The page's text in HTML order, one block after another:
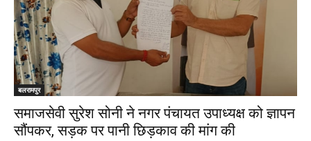
बलरामपुर
समाजसेवी सुरेश सोनी ने नगर पंचायत उपाध्यक्ष को ज्ञापन
सौंपकर, सड़क पर पानी छिड़काव की मांग की